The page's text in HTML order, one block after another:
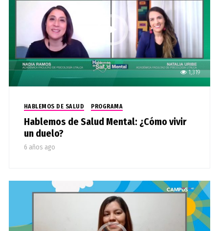
1,319
HABLEMOS DE SALUD PROGRAMA
Hablemos de Salud Mental: ¿Cómo vivir
un duelo?
6 años ago